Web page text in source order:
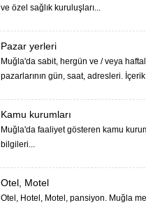
ve özel sağlık kuruluşları...
Pazar yerleri
Muğla'da sabit, hergün ve / veya
pazarlarının gün, saat, adresleri. İçerik
Kamu kurumları
Muğla'da faaliyet gösteren kamu
bilgileri...
Otel, Motel
Otel, Hotel, Motel, pansiyon. Muğla